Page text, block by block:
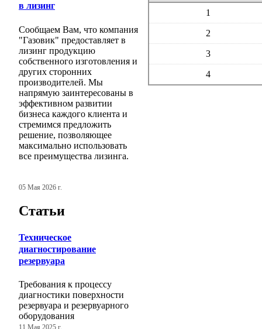
в лизинг
Сообщаем Вам, что компания
"Газовик" предоставляет в
лизинг продукцию
собственного изготовления и
других сторонних
производителей. Мы
напрямую заинтересованы в
эффективном развитии
бизнеса каждого клиента и
стремимся предложить
решение, позволяющее
максимально использовать
все преимущества лизинга.
05 Мая 2026 г.
Статьи
Техническое
диагностирование
резервуара
Требования к процессу
диагностики поверхности
резервуара и резервуарного
оборудования
11 Мая 2025 г.
1
2
3
4